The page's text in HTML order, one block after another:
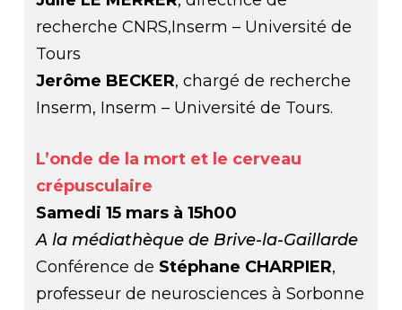
recherche CNRS,Inserm – Université de
Tours
Jerôme BECKER, chargé de recherche
Inserm, Inserm – Université de Tours.
L’onde de la mort et le cerveau
crépusculaire
Samedi 15 mars à 15h00
A la médiathèque de Brive-la-Gaillarde
Conférence de Stéphane CHARPIER,
professeur de neurosciences à Sorbonne